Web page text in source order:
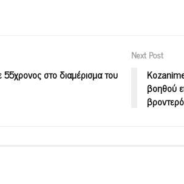
στο διαμέρισμα του
Next Post
βοηθού